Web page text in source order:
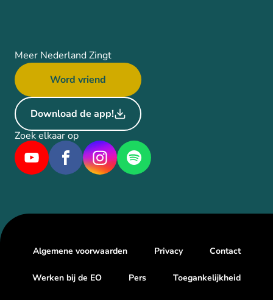
Meer Nederland Zingt
Word vriend
Download de app!
Zoek elkaar op
Algemene voorwaarden Privacy Contact
Werken bij de EO Pers Toegankelijkheid